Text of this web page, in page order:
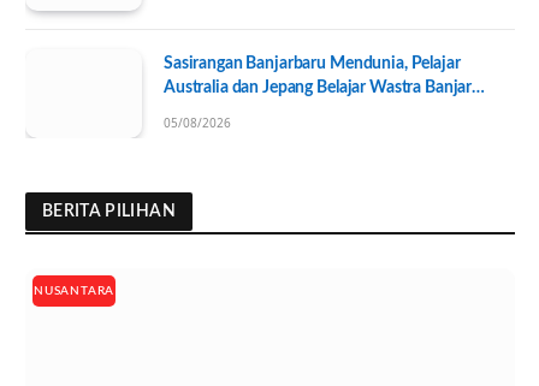
Sasirangan Banjarbaru Mendunia, Pelajar
Australia dan Jepang Belajar Wastra Banjar
05/08/2026
BERITA PILIHAN
NUSANTARA